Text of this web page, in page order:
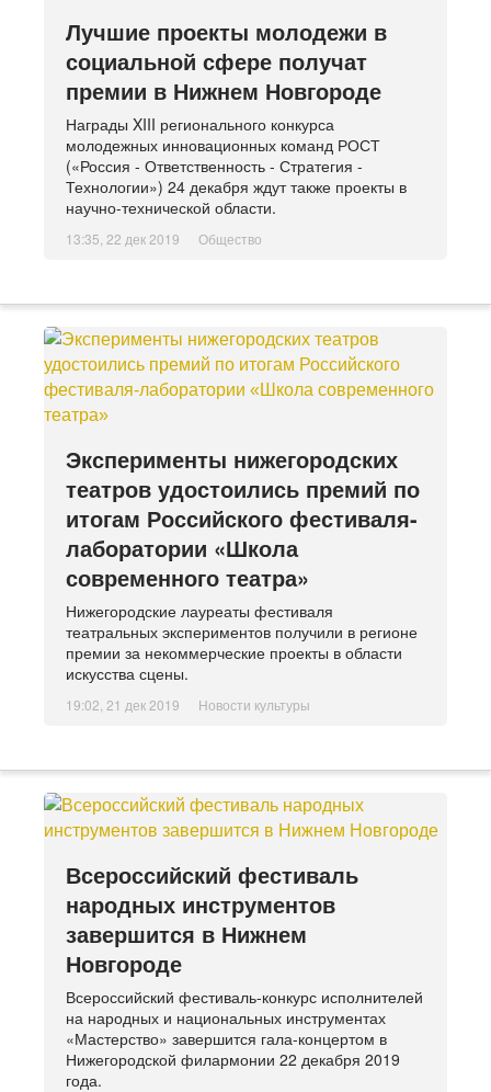
Лучшие проекты молодежи в
социальной сфере получат
премии в Нижнем Новгороде
Награды XIII регионального конкурса
молодежных инновационных команд РОСТ
(«Россия - Ответственность - Стратегия -
Технологии») 24 декабря ждут также проекты в
научно-технической области.
13:35, 22 дек 2019 Общество
Эксперименты нижегородских
театров удостоились премий по
итогам Российского фестиваля-
лаборатории «Школа
современного театра»
Нижегородские лауреаты фестиваля
театральных экспериментов получили в регионе
премии за некоммерческие проекты в области
искусства сцены.
19:02, 21 дек 2019 Новости культуры
Всероссийский фестиваль
народных инструментов
завершится в Нижнем
Новгороде
Всероссийский фестиваль-конкурс исполнителей
на народных и национальных инструментах
«Мастерство» завершится гала-концертом в
Нижегородской филармонии 22 декабря 2019
года.